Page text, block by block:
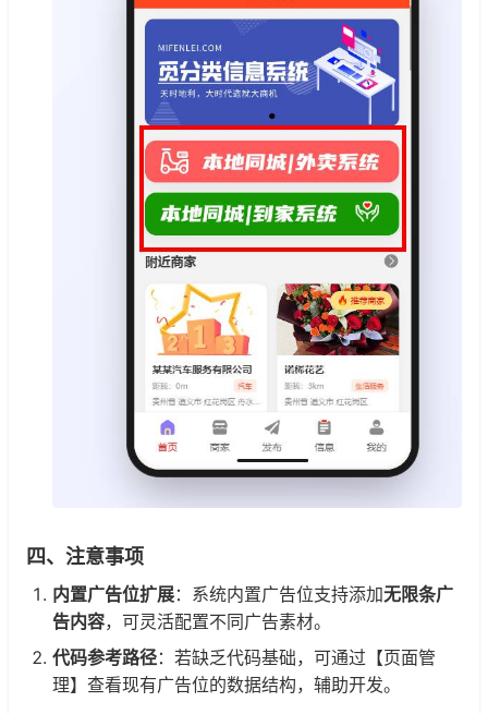
四、注意事项
内置广告位扩展：系统内置广告位支持添加无限条广
告内容，可灵活配置不同广告素材。
代码参考路径：若缺乏代码基础，可通过【页面管
理】查看现有广告位的数据结构，辅助开发。